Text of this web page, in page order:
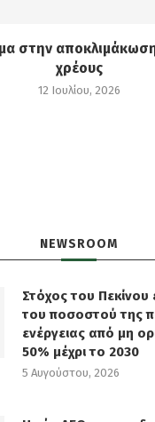
στην
χρέους
12 Ιουλίου, 2026
NEWSROOM
Στόχος του Πεκίνου
του ποσοστού της
ενέργειας από μη
50% μέχρι το 2030
5 Αυγούστου, 2026